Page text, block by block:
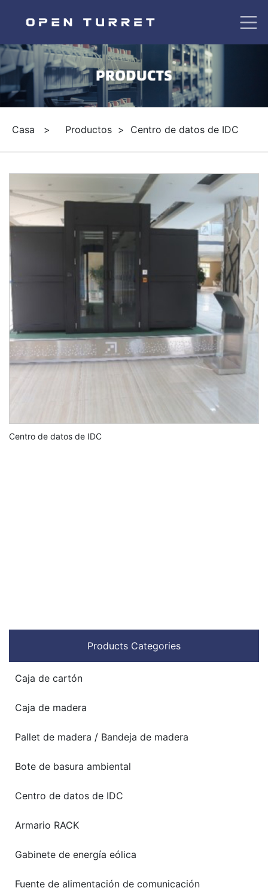
Casa > Productos > Centro de datos de IDC
Centro de datos de IDC
Products Categories
Caja de cartón
Caja de madera
Pallet de madera / Bandeja de madera
Bote de basura ambiental
Centro de datos de IDC
Armario RACK
Gabinete de energía eólica
Fuente de alimentación de comunicación